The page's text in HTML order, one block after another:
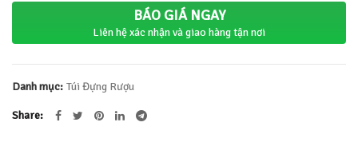
BÁO GIÁ NGAY
Liên hệ xác nhận và giao hàng tận nơi
Danh mục: Túi Đựng Rượu
Share